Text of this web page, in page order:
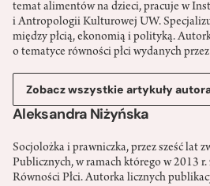
temat alimentów na dzieci, pracuje w
i Antropologii Kulturowej UW.
między płcią, ekonomią i polityką.
o tematyce równości płci wydanych
Zobacz wszystkie artykuły
Aleksandra Niżyńska
Socjolożka i prawniczka, przez sześć lat
Publicznych, w ramach którego w 2013 r.
Równości Płci. Autorka licznych